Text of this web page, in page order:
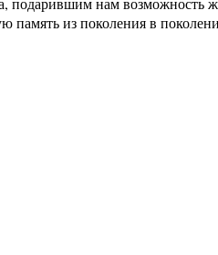
память из поколения в